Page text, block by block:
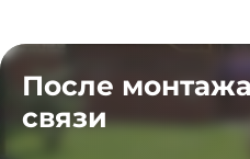
После
связи